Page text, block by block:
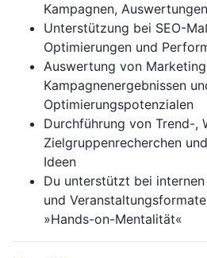
Kampagnen,
Unterstützung bei SEO-
Optimierungen und
Auswertung von
Kampagnenergebnissen
Optimierungspotenzialen
Durchführung von Trend-,
Zielgruppenrecherchen
Ideen
Du unterstützt bei
und
»Hands-on-Mentalität«